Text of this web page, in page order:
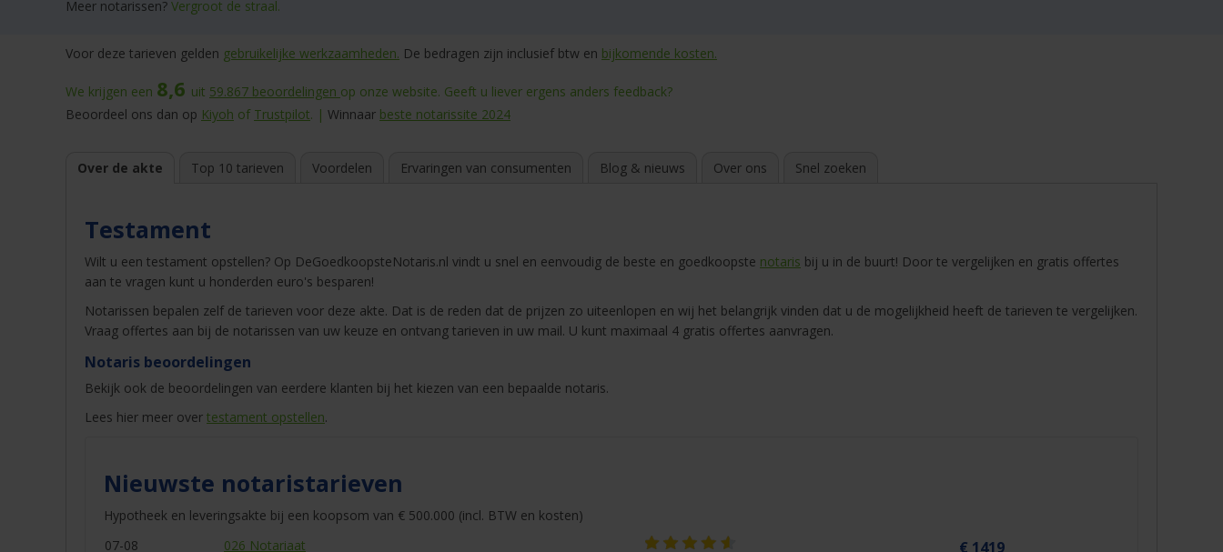
Meer notarissen? Vergroot de straal.
Voor deze tarieven gelden gebruikelijke werkzaamheden. De bedragen zijn inclusief btw en bijkomende kosten.
We krijgen een 8,6 uit 59.867 beoordelingen op onze website. Geeft u liever ergens anders feedback?
Beoordeel ons dan op Kiyoh of Trustpilot. | Winnaar beste notarissite 2024
Over de akte
Testament
Wilt u een testament opstellen? Op DeGoedkoopsteNotaris.nl vindt u snel en eenvoudig de beste en goedkoopste notaris bij u in de buurt! Door te vergelijken en gratis offertes
aan te vragen kunt u honderden euro's besparen!
Notarissen bepalen zelf de tarieven voor deze akte. Dat is de reden dat de prijzen zo uiteenlopen en wij het belangrijk vinden dat u de mogelijkheid heeft de tarieven te vergelijken.
Vraag offertes aan bij de notarissen van uw keuze en ontvang tarieven in uw mail. U kunt maximaal 4 gratis offertes aanvragen.
Notaris beoordelingen
Bekijk ook de beoordelingen van eerdere klanten bij het kiezen van een bepaalde notaris.
Lees hier meer over testament opstellen.
Nieuwste notaristarieven
Hypotheek en leveringsakte bij een koopsom van € 500.000 (incl. BTW en kosten)
07-08
026 Notariaat € 1419
Top 10 tarieven Voordelen Ervaringen van consumenten Blog & nieuws Over ons Snel zoeken